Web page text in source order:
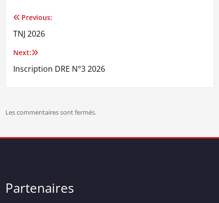
Navigation
de
l’article
Previous:
TNJ 2026
Next:
Inscription DRE N°3 2026
Les commentaires sont fermés.
Partenaires